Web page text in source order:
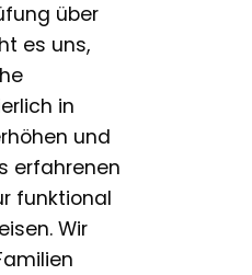
über
es uns,
in
und
erfahrenen
funktional
Wir